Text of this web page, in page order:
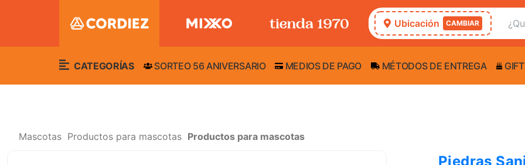
Ubicación CAMBIAR
CATEGORÍAS SORTEO 56 ANIVERSARIO MEDIOS DE PAGO MÉTODOS DE ENTREGA
Mascotas Productos para mascotas Productos para mascotas
Piedras